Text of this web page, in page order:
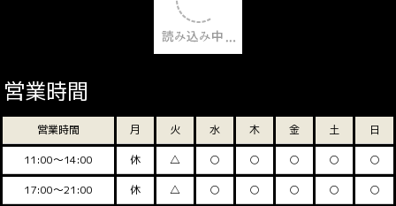
営業時間
営業時間 月 火 水 木 金 土
日
11:00～14:00
休 △ ○ ○ ○ ○
○
17:00～21:00
休 △ ○ ○ ○ ○ ○